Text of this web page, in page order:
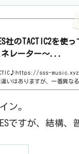
社のTACTIC2を使
レーター～...
sss-
はありますが、一番異な
。まぁ、見ていきましょう
ァイルでインストール見た
プリセットとりあえず、
ン。
ですが、結構